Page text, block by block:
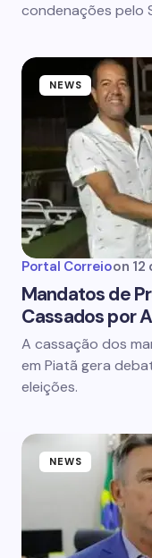
condenações pelo
NEWS
Portal Correioon
Mandatos de
Cassados por
A cassação dos
em Piatã gera
eleições.
NEWS